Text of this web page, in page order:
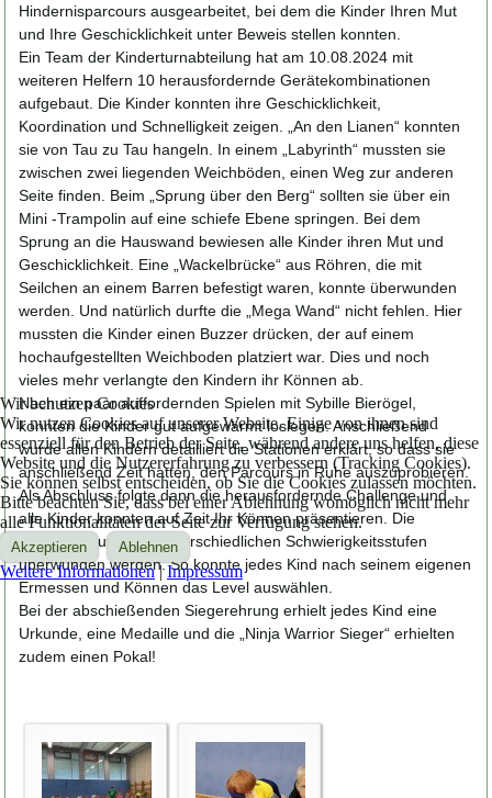
Hindernisparcours ausgearbeitet, bei dem die Kinder Ihren Mut
und Ihre Geschicklichkeit unter Beweis stellen konnten.
Ein Team der Kinderturnabteilung hat am 10.08.2024 mit
weiteren Helfern 10 herausfordernde Gerätekombinationen
aufgebaut. Die Kinder konnten ihre Geschicklichkeit,
Koordination und Schnelligkeit zeigen. „An den Lianen“ konnten
sie von Tau zu Tau hangeln. In einem „Labyrinth“ mussten sie
zwischen zwei liegenden Weichböden, einen Weg zur anderen
Seite finden. Beim „Sprung über den Berg“ sollten sie über ein
Mini -Trampolin auf eine schiefe Ebene springen. Bei dem
Sprung an die Hauswand bewiesen alle Kinder ihren Mut und
Geschicklichkeit. Eine „Wackelbrücke“ aus Röhren, die mit
Seilchen an einem Barren befestigt waren, konnte überwunden
werden. Und natürlich durfte die „Mega Wand“ nicht fehlen. Hier
mussten die Kinder einen Buzzer drücken, der auf einem
hochaufgestellten Weichboden platziert war. Dies und noch
vieles mehr verlangte den Kindern ihr Können ab.
Nach ein paar auffordernden Spielen mit Sybille Bierögel,
konnten die Kinder gut aufgewärmt loslegen. Anschließend
wurde allen Kindern detailliert die Stationen erklärt, so dass sie
anschließend Zeit hatten, den Parcours in Ruhe auszuprobieren.
Als Abschluss folgte dann die herausfordernde Challenge und
alle Kinder konnten auf Zeit Ihr Können präsentieren. Die
Stationen durften in unterschiedlichen Schwierigkeitsstufen
überwunden werden. So konnte jedes Kind nach seinem eigenen
Ermessen und Können das Level auswählen.
Bei der abschießenden Siegerehrung erhielt jedes Kind eine
Urkunde, eine Medaille und die „Ninja Warrior Sieger“ erhielten
zudem einen Pokal!
Wir benutzen Cookies
Wir nutzen Cookies auf unserer Website. Einige von ihnen sind
essenziell für den Betrieb der Seite, während andere uns helfen, diese
Website und die Nutzererfahrung zu verbessern (Tracking Cookies).
Sie können selbst entscheiden, ob Sie die Cookies zulassen möchten.
Bitte beachten Sie, dass bei einer Ablehnung womöglich nicht mehr
alle Funktionalitäten der Seite zur Verfügung stehen.
Akzeptieren Ablehnen
Weitere Informationen|Impressum